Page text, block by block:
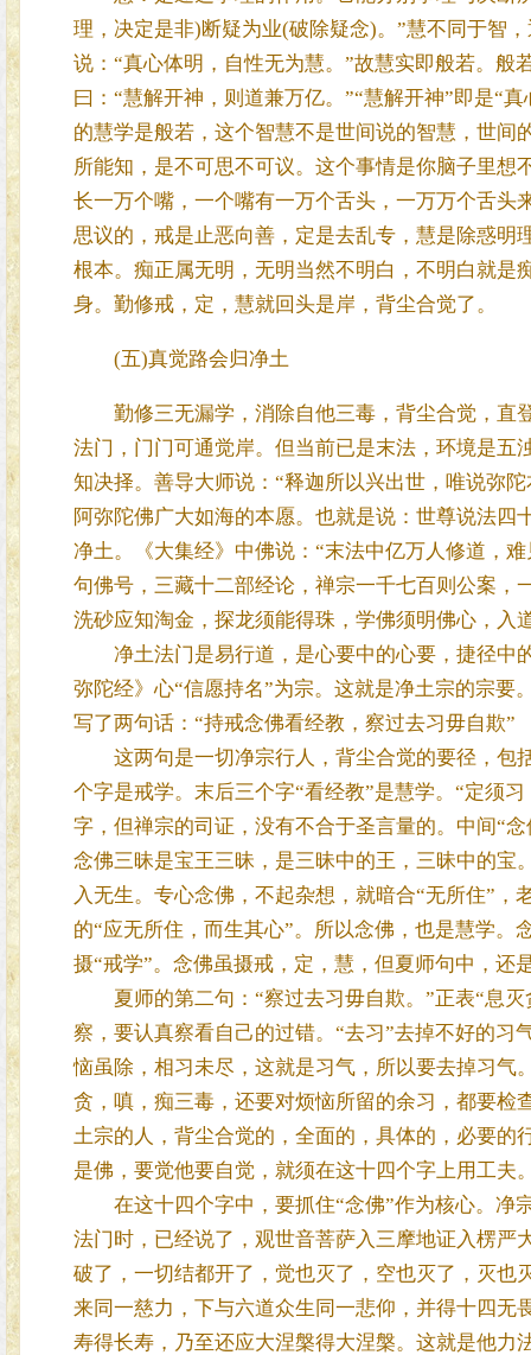
理，决定是非)断疑为业(破除疑念)。”慧不同于智
说：“真心体明，自性无为慧。”故慧实即般若。般
曰：“慧解开神，则道兼万亿。”“慧解开神”即是“
的慧学是般若，这个智慧不是世间说的智慧，世
所能知，是不可思不可议。这个事情是你脑子里
长一万个嘴，一个嘴有一万个舌头，一万万个舌头
思议的，戒是止恶向善，定是去乱专，慧是除惑明
根本。痴正属无明，无明当然不明白，不明白就是
身。勤修戒，定，慧就回头是岸，背尘合觉了。
(五)真觉路会归净土
勤修三无漏学，消除自他三毒，背尘合觉，直
法门，门门可通觉岸。但当前已是末法，环境是五
知决择。善导大师说：“释迦所以兴出世，唯说弥
阿弥陀佛广大如海的本愿。也就是说：世尊说法
净土。《大集经》中佛说：“末法中亿万人修道，
句佛号，三藏十二部经论，禅宗一千七百则公案，
洗砂应知淘金，探龙须能得珠，学佛须明佛心，入
净土法门是易行道，是心要中的心要，捷径中
弥陀经》心“信愿持名”为宗。这就是净土宗的宗
写了两句话：“持戒念佛看经教，察过去习毋自欺”
这两句是一切净宗行人，背尘合觉的要径，包
个字是戒学。末后三个字“看经教”是慧学。“定须
字，但禅宗的司证，没有不合于圣言量的。中间“
念佛三昧是宝王三昧，是三昧中的王，三昧中的宝
入无生。专心念佛，不起杂想，就暗合“无所住”
的“应无所住，而生其心”。所以念佛，也是慧学。
摄“戒学”。念佛虽摄戒，定，慧，但夏师句中，还
夏师的第二句：“察过去习毋自欺。”正表“息灭
察，要认真察看自己的过错。“去习”去掉不好的
恼虽除，相习未尽，这就是习气，所以要去掉习气
贪，嗔，痴三毒，还要对烦恼所留的余习，都要检
土宗的人，背尘合觉的，全面的，具体的，必要的
是佛，要觉他要自觉，就须在这十四个字上用工夫
在这十四个字中，要抓住“念佛”作为核心。净
法门时，已经说了，观世音菩萨入三摩地证入楞严
破了，一切结都开了，觉也灭了，空也灭了，灭也
来同一慈力，下与六道众生同一悲仰，并得十四无
寿得长寿，乃至还应大涅槃得大涅槃。这就是他力